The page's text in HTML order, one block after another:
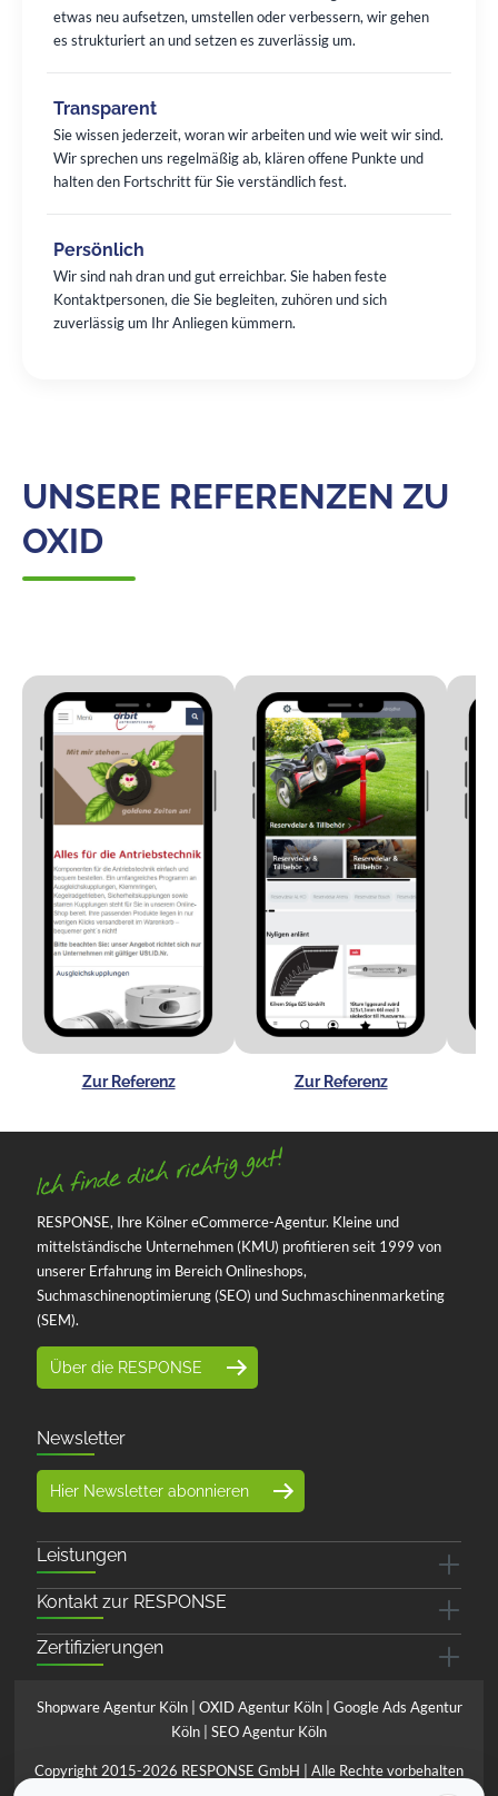
etwas neu aufsetzen, umstellen oder verbessern, wir gehen
es strukturiert an und setzen es zuverlässig um.
Transparent
Sie wissen jederzeit, woran wir arbeiten und wie weit wir sind.
Wir sprechen uns regelmäßig ab, klären offene Punkte und
halten den Fortschritt für Sie verständlich fest.
Persönlich
Wir sind nah dran und gut erreichbar. Sie haben feste
Kontaktpersonen, die Sie begleiten, zuhören und sich
zuverlässig um Ihr Anliegen kümmern.
UNSERE REFERENZEN ZU
OXID
Zur Referenz Zur Referenz
RESPONSE, Ihre Kölner eCommerce-Agentur. Kleine und
mittelständische Unternehmen (KMU) profitieren seit 1999 von
unserer Erfahrung im Bereich Onlineshops,
Suchmaschinenoptimierung (SEO) und Suchmaschinenmarketing
(SEM).
Über die RESPONSE
Newsletter
Hier Newsletter abonnieren
Leistungen
Kontakt zur RESPONSE
Zertifizierungen
Shopware Agentur Köln| OXID Agentur Köln| Google Ads Agentur
Köln
SEO Agentur Köln
Copyright 2015-2026 RESPONSE GmbH | Alle Rechte vorbehalten